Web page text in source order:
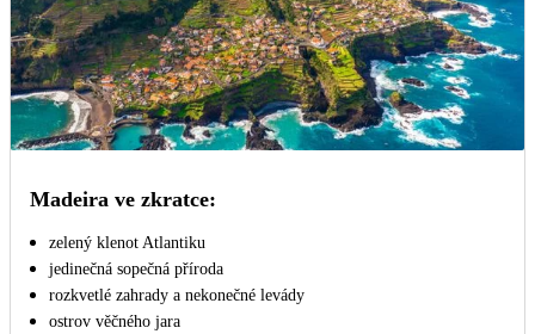
Madeira ve zkratce:
zelený klenot Atlantiku
jedinečná sopečná příroda
rozkvetlé zahrady a nekonečné levády
ostrov věčného jara